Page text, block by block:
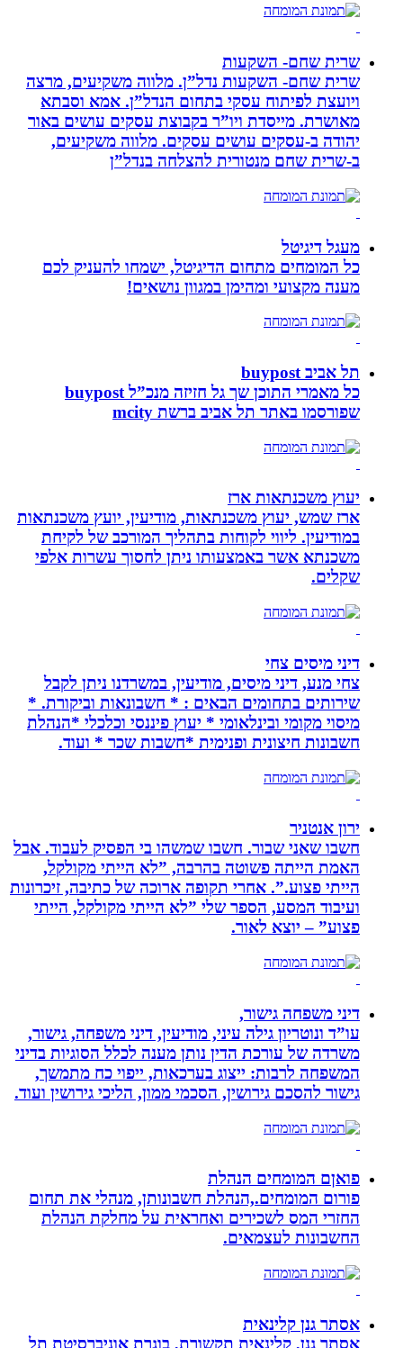
שרית שחם- השקעות
שרית שחם- השקעות נדל”ן. מלווה משקיעים, מרצה
ויועצת לפיתוח עסקי בתחום הנדל”ן. אמא וסבתא
מאושרת. ‏מייסדת ויו”ר בקבוצת עסקים עושים באור
יהודה‏ ב-‏עסקים עושים עסקים‏. ‏מלווה משקיעים,
ב-‏שרית שחם מנטורית להצלחה בנדל”ן‏
מעגל דיגיטל
כל המומחים מתחום הדיגיטל, ישמחו להעניק לכם
מענה מקצועי ומהימן במגוון נושאים!
תל אביב buypost
כל מאמרי התוכן שך גל חזיזה מנכ”ל buypost
שפורסמו באתר תל אביב ברשת mcity
יעוץ משכנתאות ארז
ארז שמש, יעוץ משכנתאות, מודיעין, יועץ משכנתאות
במודיעין. ליווי לקוחות בתהליך המורכב של לקיחת
משכנתא אשר באמצעותו ניתן לחסוך עשרות אלפי
שקלים.
דיני מיסים צחי
צחי מנע, דיני מיסים, מודיעין, במשרדנו ניתן לקבל
שירותים בתחומים הבאים : * חשבונאות וביקורת. *
מיסוי מקומי ובינלאומי * יעוץ פיננסי וכלכלי *הנהלת
חשבונות חיצונית ופנימית *חשבות שכר * ועוד.
ירון אנטניר
חשבו שאני שבור. חשבו שמשהו בי הפסיק לעבוד. אבל
האמת הייתה פשוטה בהרבה, ”לא הייתי מקולקל,
הייתי פצוע.”. אחרי תקופה ארוכה של כתיבה, זיכרונות
ועיבוד המסע, הספר שלי ”לא הייתי מקולקל, הייתי
פצוע” – יוצא לאור.
דיני משפחה גישור,
עו”ד ונוטריון גילה עיני, מודיעין, דיני משפחה, גישור,
משרדה של עורכת הדין נותן מענה לכלל הסוגיות בדיני
המשפחה לרבות: ייצוג בערכאות, ייפוי כח מתמשך,
גישור להסכם גירושין, הסכמי ממון, הליכי גירושין ועוד.
פואןם המומחים הנהלת
פורום המומחים.,הנהלת חשבונותן, מנהלי את תחום
החזרי המס לשכירים ואחראית על מחלקת הנהלת
החשבונות לעצמאים.
אסתר גנן קלינאית
אסתר גנן, קלינאית תקשורת, בוגרת אוניברסיטת תל